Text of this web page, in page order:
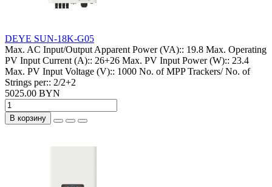
DEYE SUN-18K-G05
Max. AC Input/Output Apparent Power (VA):: 19.8 Max. Operating
PV Input Current (A):: 26+26 Max. PV Input Power (W):: 23.4
Max. PV Input Voltage (V):: 1000 No. of MPP Trackers/ No. of
Strings per:: 2/2+2
5025.00 BYN
В корзину